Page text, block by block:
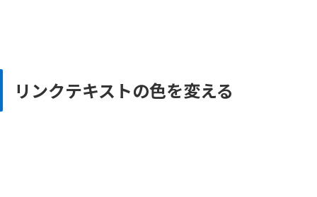
リンクテキストの色を変える